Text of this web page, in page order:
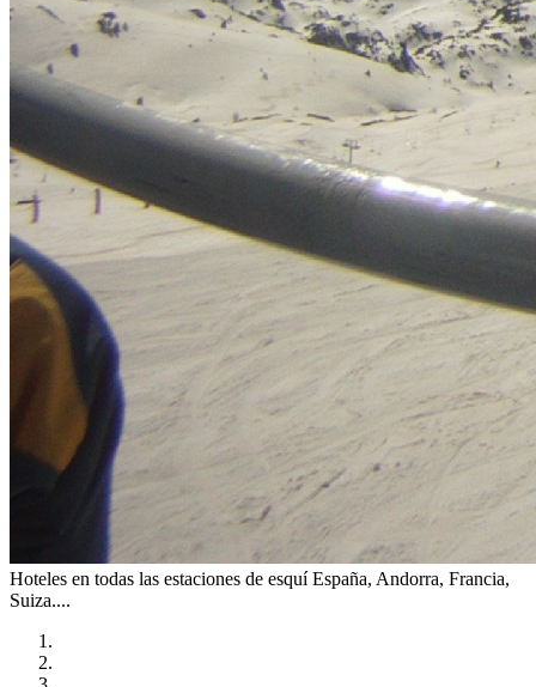
Hoteles en todas las estaciones de esquí España, Andorra, Francia,
Suiza....